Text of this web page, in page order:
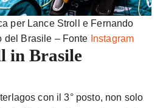
per Lance Stroll e Fernando
del Brasile – Fonte Instagram
in Brasile
con il 3° posto, non solo